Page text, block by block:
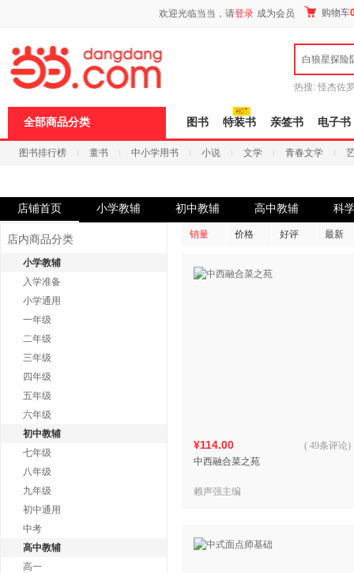
欢迎光临当当，请登录 成为会员 购物车
白狼星探险
热搜: 怪杰佐
全部商品分类 图书 特装书 亲签书 电子书
图书排行榜 童书 中小学用书 小说 文学 青春文学
店铺首页 小学教辅 初中教辅 高中教辅 科
店内商品分类
小学教辅
入学准备
小学通用
一年级
二年级
三年级
四年级
五年级
六年级
初中教辅
七年级
八年级
九年级
初中通用
中考
高中教辅
高一
销量 价格 好评 最新
¥114.00
中西融合菜之苑
( 49条评论)
赖声强主编
页
浪
键
打